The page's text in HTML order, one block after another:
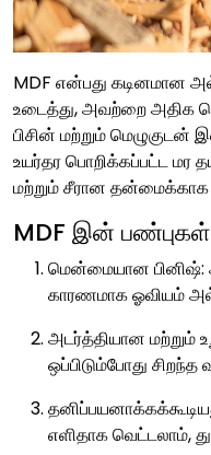
MDF என்பது
உடைத்து, அவற்றை அதிக
பிசின் மற்றும்
உயர்தர பொறிக்கப்பட்ட மர
மற்றும் சீரான தன்மைக்காக
MDF இன்
மென்மையான பினிஷ்:
காரணமாக ஓவியம்
அடர்த்தியான மற்றும்
ஒப்பிடும்போது
எளிதாக வெட்டலாம்,